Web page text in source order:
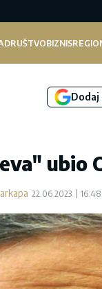
DRUŠTVOBIZNIS
Dodaj
ubio
22.06.2023. 16:48